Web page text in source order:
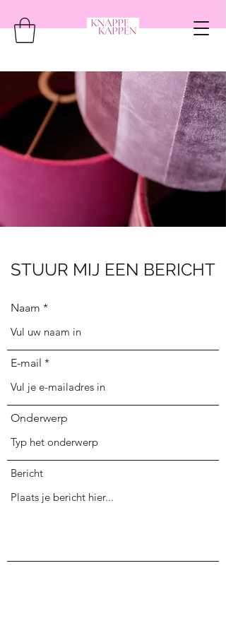
STUUR MIJ EEN BERICHT
Naam
E-mail
Onderwerp
Bericht